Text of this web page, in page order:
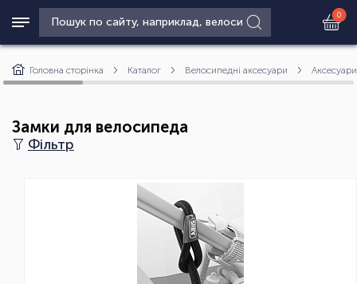
0
Головна сторінка Каталог Велосипедні аксесуари
Замки для велосипеда
Фільтр